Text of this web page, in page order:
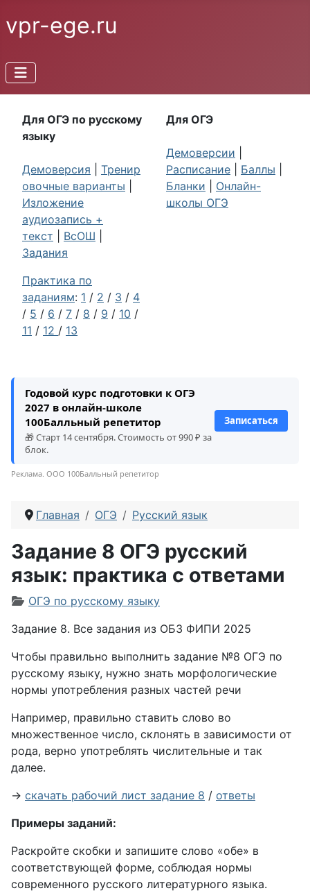
vpr-ege.ru
Для ОГЭ по русскому
языку
Демоверсия
Тренир
овочные варианты
Изложение
аудиозапись +
текст
ВсОШ
Задания
Практика по
заданиям: 1 / 2 / 3 / 4
/ 5 / 6 / 7 / 8 / 9 / 10 /
11 / 12 / 13
Для ОГЭ
Демоверсии
Расписание
Баллы
Бланки
Онлайн-
школы ОГЭ
Годовой курс подготовки к ОГЭ
2027 в онлайн-школе
100Балльный репетитор
🎁 Старт 14 сентября. Стоимость от 990 ₽ за
блок.
Записаться
Реклама. ООО 100Балльный репетитор
Главная ОГЭ Русский язык
Задание 8 ОГЭ русский
язык: практика с ответами
Информация о материале
ОГЭ по русскому языку
Задание 8. Все задания из ОБЗ ФИПИ 2025
Чтобы правильно выполнить задание №8 ОГЭ по
русскому языку, нужно знать морфологические
нормы употребления разных частей речи
Например, правильно ставить слово во
множественное число, склонять в зависимости от
рода, верно употреблять числительные и так
далее.
→ скачать рабочий лист задание 8 / ответы
Примеры заданий:
Раскройте скобки и запишите слово «обе» в
соответствующей форме, соблюдая нормы
современного русского литературного языка.